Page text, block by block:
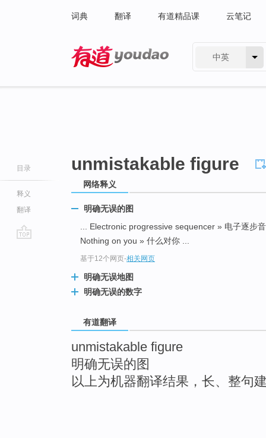
词典 翻译 有道精品课 云笔记
中英
目录
释义
翻译
unmistakable figure
网络释义
明确无误的图
... Electronic progressive sequencer » 电子逐步
Nothing on you » 什么对你 ...
基于12个网页-相关网页
明确无误地图
明确无误的数字
有道翻译
unmistakable figure
明确无误的图
以上为机器翻译结果，长、整句